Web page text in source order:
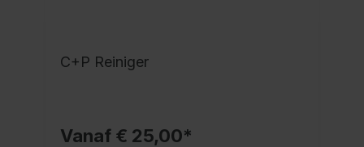
C+P Reiniger
Vanaf € 25,00*